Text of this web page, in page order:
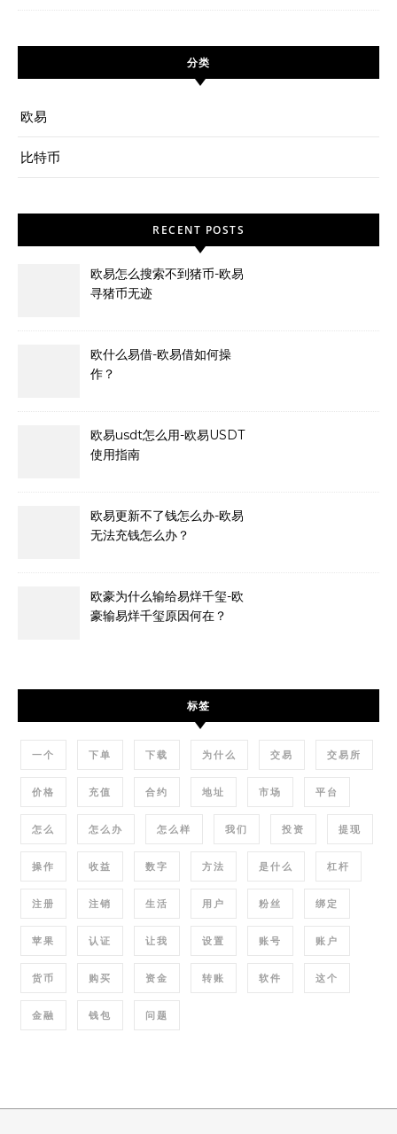
分类
欧易
比特币
RECENT POSTS
欧易怎么搜索不到猪币-欧易
寻猪币无迹
欧什么易借-欧易借如何操
作？
欧易usdt怎么用-欧易USDT
使用指南
欧易更新不了钱怎么办-欧易
无法充钱怎么办？
欧豪为什么输给易烊千玺-欧
豪输易烊千玺原因何在？
标签
一个 下单 下载 为什么 交易 交易所
价格 充值 合约 地址 市场 平台
怎么 怎么办 怎么样 我们 投资 提现
操作 收益 数字 方法 是什么 杠杆
注册 注销 生活 用户 粉丝 绑定
苹果 认证 让我 设置 账号 账户
货币 购买 资金 转账 软件 这个
金融 钱包 问题